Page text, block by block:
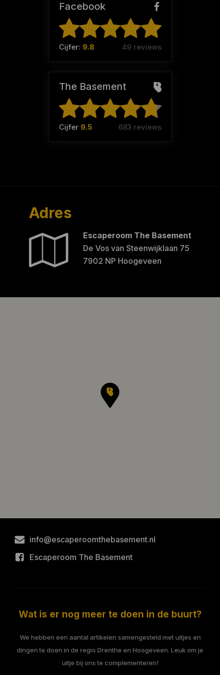
Facebook
Cijfer: 9.8 49 reviews
The Basement
Cijfer 9.5 683 reviews
Adres
Escaperoom The Basement
De Vos van Steenwijklaan 75
7902 NP Hoogeveen
info@escaperoomthebasement.nl
Escaperoom The Basement
Wat is er nog meer te doen in de buurt?
We hebben een aantal artikelen samengesteld met uitjes en
dingen te doen in de regio Drenthe en Hoogeveen. Leuk om je
uitje bij ons te complementeren!